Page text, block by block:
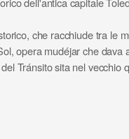
che racchiude tra le
opera mudéjar che
Tránsito sita nel